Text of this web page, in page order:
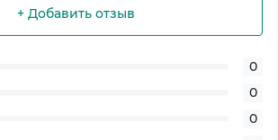
+ Добавить отзыв
0
0
0